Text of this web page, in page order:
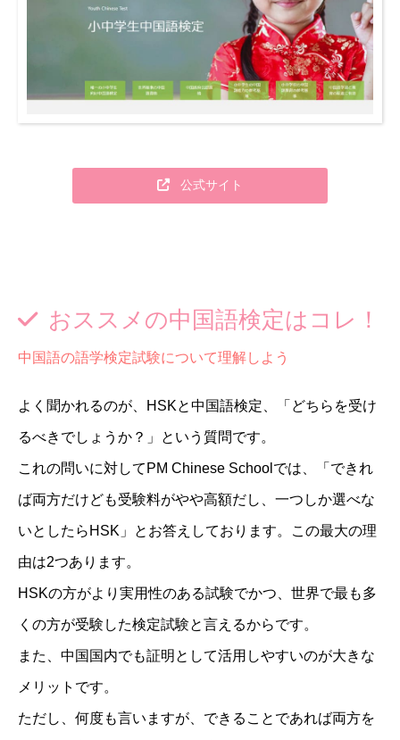
公式サイト
おススメの中国語検定はコレ！
中国語の語学検定試験について理解しよう
よく聞かれるのが、HSKと中国語検定、「どちらを受け
るべきでしょうか？」という質問です。
これの問いに対してPM Chinese Schoolでは、「できれ
ば両方だけども受験料がやや高額だし、一つしか選べな
いとしたらHSK」とお答えしております。この最大の理
由は2つあります。
HSKの方がより実用性のある試験でかつ、世界で最も多
くの方が受験した検定試験と言えるからです。
また、中国国内でも証明として活用しやすいのが大きな
メリットです。
ただし、何度も言いますが、できることであれば両方を